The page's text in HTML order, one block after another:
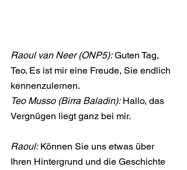
Raoul van Neer (ONP5): Guten Tag,
Teo. Es ist mir eine Freude, Sie endlich
kennenzulernen.
Teo Musso (Birra Baladin): Hallo, das
Vergnügen liegt ganz bei mir.
Raoul: Können Sie uns etwas über
Ihren Hintergrund und die Geschichte